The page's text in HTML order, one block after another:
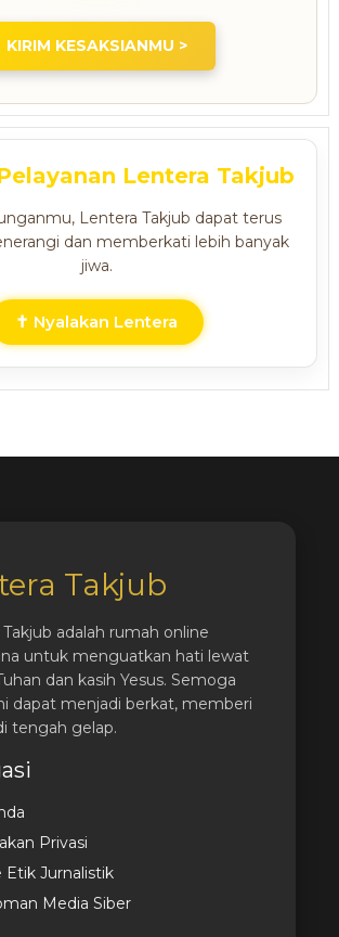
KIRIM KESAKSIANMU >
Lentera Takjub
Lentera Takjub dapat terus
dan memberkati lebih banyak
jiwa.
✝ Nyalakan Lentera
Takjub
adalah rumah online
untuk menguatkan hati lewat
dan kasih Yesus. Semoga
dapat menjadi berkat, memberi
tengah gelap.
Privasi
Etik Jurnalistik
Media Siber